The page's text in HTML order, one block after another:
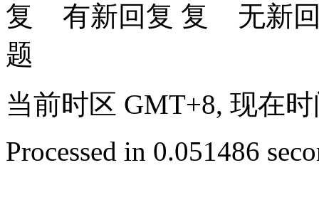
有新回复
无新
题
当前时区 GMT+8, 现在
Processed in 0.051486